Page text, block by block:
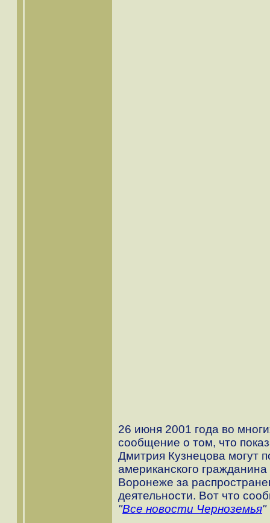
26 июня 2001 года во
сообщение о том, что
Дмитрия Кузнецова могут
американского
Воронеже за
деятельности. Вот что
"Все новости Черноземья"